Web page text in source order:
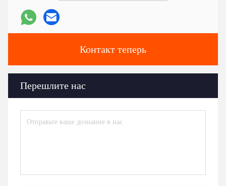
Контакт теперь
Перешлите нас